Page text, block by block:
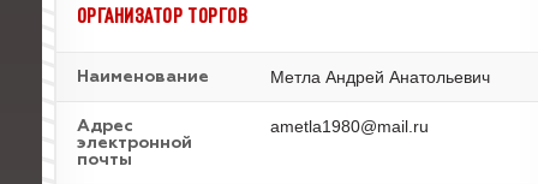
ОРГАНИЗАТОР ТОРГОВ
Наименование Метла Андрей Анатольевич
Адрес
электронной
почты
ametla1980@mail.ru